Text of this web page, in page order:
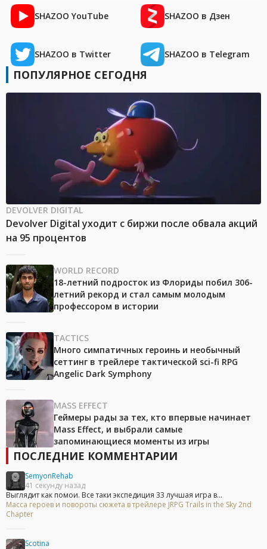
SHAZOO YouTube SHAZOO в Дзен
SHAZOO в Twitter SHAZOO в Telegram
ПОПУЛЯРНОЕ СЕГОДНЯ
DEVOLVER DIGITAL
Devolver Digital уходит с биржи после обвала акций
на 95 процентов
WORLD RECORD
18-летний подросток из Флориды побил 306-
летний рекорд и стал самым молодым
профессором в истории
TACTICS
Много симпатичных героинь и необычный
сеттинг в трейлере тактической sci-fi RPG
Angelic Dark Symphony
MASS EFFECT
Геймеры рады за тех, кто впервые начинает
Mass Effect, и выбрали самые
запоминающиеся моменты из игры
ПОСЛЕДНИЕ КОММЕНТАРИИ
SemyonRehab
41 секунду назад
Выглядит как помои. Все таки экспедиция 33 лучшая игра в...
Масса героев и повороты сюжета в трейлере JRPG Trails in the Sky 2nd
Chapter
Scotina